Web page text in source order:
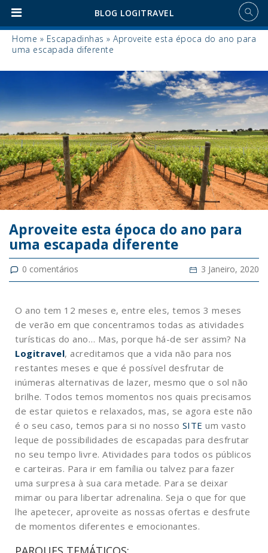
BLOG LOGITRAVEL
Home » Escapadinhas » Aproveite esta época do ano para
uma escapada diferente
Aproveite esta época do ano para
uma escapada diferente
0 comentários 3 Janeiro, 2020
O ano tem 12 meses e, entre eles, temos 3 meses
de verão em que concentramos todas as atividades
turísticas do ano… Mas, porque há-de ser assim? Na
Logitravel, acreditamos que a vida não para nos
restantes meses e que é possível desfrutar de
inúmeras alternativas de lazer, mesmo que o sol não
brilhe. Todos temos momentos nos quais precisamos
de estar quietos e relaxados, mas, se agora este não
é o seu caso, temos para si no nosso SITE um vasto
leque de possibilidades de escapadas para desfrutar
no seu tempo livre. Atividades para todos os públicos
e carteiras. Para ir em família ou talvez para fazer
uma surpresa à sua cara metade. Para se deixar
mimar ou para libertar adrenalina. Seja o que for que
lhe apetecer, aproveite as nossas ofertas e desfrute
de momentos diferentes e emocionantes.